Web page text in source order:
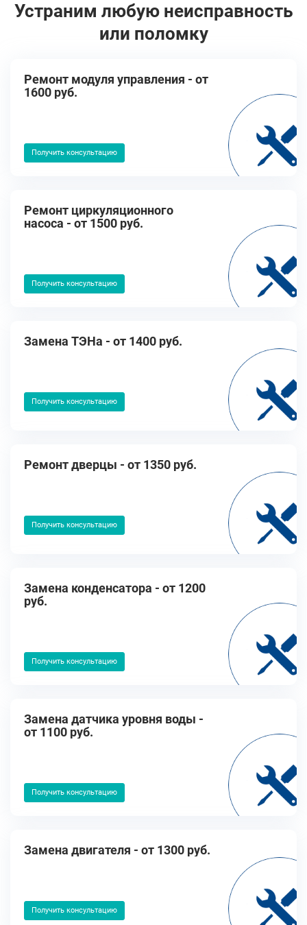
Устраним любую неисправность
или поломку
Ремонт модуля управления - от
1600 руб.
Получить консультацию
Ремонт циркуляционного
насоса - от 1500 руб.
Получить консультацию
Замена ТЭНа - от 1400 руб.
Получить консультацию
Ремонт дверцы - от 1350 руб.
Получить консультацию
Замена конденсатора - от 1200
руб.
Получить консультацию
Замена датчика уровня воды -
от 1100 руб.
Получить консультацию
Замена двигателя - от 1300 руб.
Получить консультацию